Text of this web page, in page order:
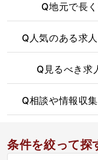
Q地元で長
Q人気のある求
Q 見るべき求
Q相談や情報収
条件を絞って探